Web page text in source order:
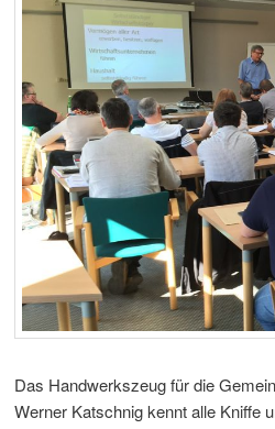
Das Handwerkszeug für die
Werner Katschnig kennt alle Kniffe